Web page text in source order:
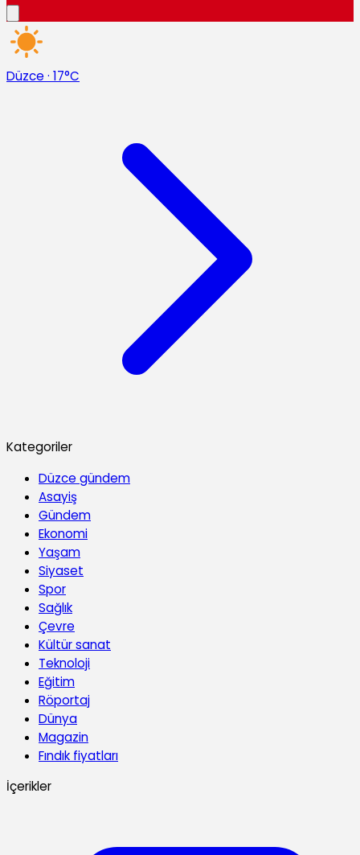
Düzce · 17°C
Kategoriler
Düzce gündem
Asayiş
Gündem
Ekonomi
Yaşam
Siyaset
Spor
Sağlık
Çevre
Kültür sanat
Teknoloji
Eğitim
Röportaj
Dünya
Magazin
Fındık fiyatları
İçerikler